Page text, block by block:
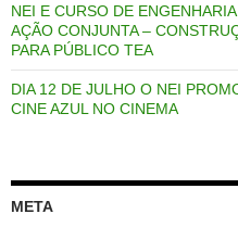
NEI E CURSO DE
AÇÃO CONJUNTA –
PARA PÚBLICO TEA
DIA 12 DE JULHO O NEI
CINE AZUL NO CINEMA
META